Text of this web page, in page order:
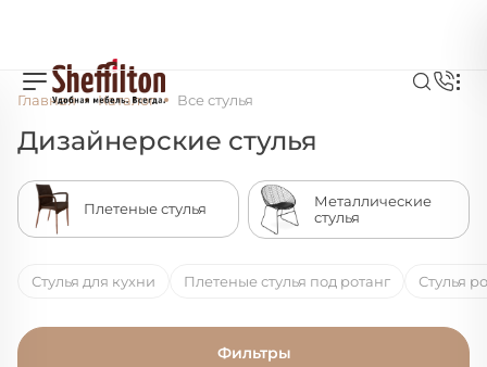
Главная Каталог Все стулья
Дизайнерские стулья
Плетеные стулья
Металлические
стулья
Стулья для кухни Плетеные стулья под ротанг Стулья
Фильтры